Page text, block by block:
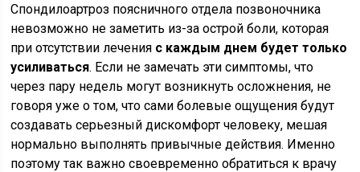
Спондилоартроз поясничного отдела позвоночника
невозможно не заметить из-за острой боли, которая
при отсутствии лечения с каждым днем будет только
усиливаться. Если не замечать эти симптомы, что
через пару недель могут возникнуть осложнения, не
говоря уже о том, что сами болевые ощущения будут
создавать серьезный дискомфорт человеку, мешая
нормально выполнять привычные действия. Именно
поэтому так важно своевременно обратиться к врачу